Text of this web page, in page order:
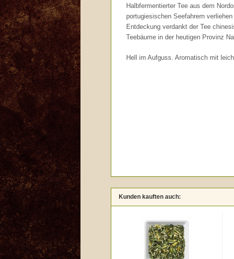
Halbfermentierter Tee aus dem
portugiesischen Seefahrern
Entdeckung verdankt der Tee
Teebäume in der heutigen Provinz
Hell im Aufguss. Aromatisch mit
Kunden kauften auch: